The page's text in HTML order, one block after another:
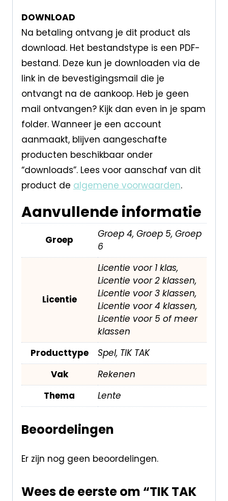
DOWNLOAD
Na betaling ontvang je dit product als
download. Het bestandstype is een PDF-
bestand. Deze kun je downloaden via de
link in de bevestigingsmail die je
ontvangt na de aankoop. Heb je geen
mail ontvangen? Kijk dan even in je spam
folder. Wanneer je een account
aanmaakt, blijven aangeschafte
producten beschikbaar onder
“downloads”. Lees voor aanschaf van dit
product de algemene voorwaarden.
Aanvullende informatie
Groep
Groep 4, Groep 5, Groep
6
Licentie
Licentie voor 1 klas,
Licentie voor 2 klassen,
Licentie voor 3 klassen,
Licentie voor 4 klassen,
Licentie voor 5 of meer
klassen
Producttype
Spel, TIK TAK
Vak
Rekenen
Thema
Lente
Beoordelingen
Er zijn nog geen beoordelingen.
Wees de eerste om “TIK TAK